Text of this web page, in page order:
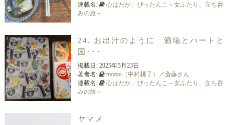
連載名:
心はだか、ぴったんこ～女ふたり、立ち呑
みの旅～
24. お出汁のように 酒場とハートと
国･･･
掲載日: 2025年5月23日
著者名:
momo（中村桃子）／斎藤さん
連載名:
心はだか、ぴったんこ～女ふたり、立ち呑
みの旅～
ヤマメ